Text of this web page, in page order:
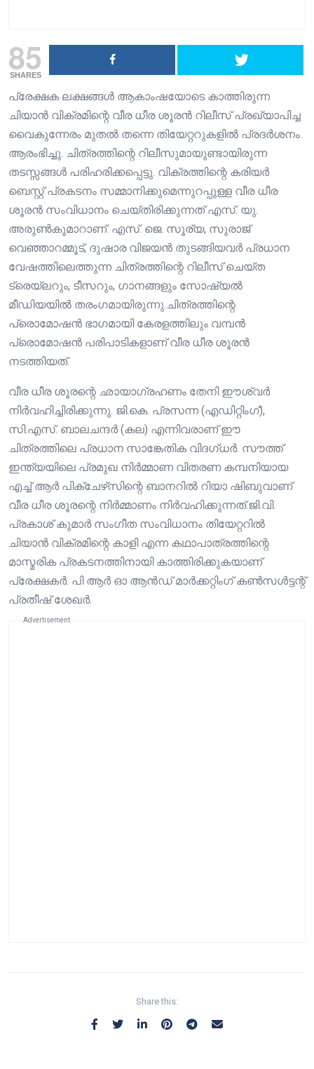
85
SHARES
പ്രേക്ഷക ലക്ഷങ്ങൾ ആകാംഷയോടെ കാത്തിരുന്ന
ചിയാൻ വിക്രമിന്റെ വീര ധീര ശൂരൻ റിലീസ് പ്രഖ്യാപിച്ച
വൈകുന്നേരം മുതൽ തന്നെ തിയേറ്ററുകളിൽ പ്രദർശനം
ആരംഭിച്ചു. ചിത്രത്തിന്റെ റിലീസുമായുണ്ടായിരുന്ന
തടസ്സങ്ങൾ പരിഹരിക്കപ്പെട്ടു. വിക്രത്തിന്റെ കരിയർ
ബെസ്റ്റ് പ്രകടനം സമ്മാനിക്കുമെന്നുറപ്പുള്ള വീര ധീര
ശൂരൻ സംവിധാനം ചെയ്തിരിക്കുന്നത് എസ്. യു.
അരുൺകുമാറാണ്. എസ്. ജെ. സൂര്യ, സുരാജ്
വെഞ്ഞാറമ്മൂട്, ദുഷാര വിജയൻ തുടങ്ങിയവർ പ്രധാന
വേഷത്തിലെത്തുന്ന ചിത്രത്തിന്റെ റിലീസ് ചെയ്ത
ട്രെയ്ലറും, ടീസറും, ഗാനങ്ങളും സോഷ്യൽ
മീഡിയയിൽ തരംഗമായിരുന്നു.ചിത്രത്തിന്റെ
പ്രൊമോഷൻ ഭാഗമായി കേരളത്തിലും വമ്പൻ
പ്രൊമോഷൻ പരിപാടികളാണ് വീര ധീര ശൂരൻ
നടത്തിയത്.
വീര ധീര ശൂരന്റെ ഛായാഗ്രഹണം തേനി ഈശ്വർ
നിർവഹിച്ചിരിക്കുന്നു. ജി.കെ. പ്രസന്ന (എഡിറ്റിംഗ്),
സി.എസ്. ബാലചന്ദർ (കല) എന്നിവരാണ് ഈ
ചിത്രത്തിലെ പ്രധാന സാങ്കേതിക വിദഗ്ധർ. സൗത്ത്
ഇന്ത്യയിലെ പ്രമുഖ നിർമ്മാണ വിതരണ കമ്പനിയായ
എച്ച് ആർ പിക്‌ചേഴ്‌സിന്റെ ബാനറിൽ റിയാ ഷിബുവാണ്
വീര ധീര ശൂരന്റെ നിർമ്മാണം നിർവഹിക്കുന്നത്.ജി.വി.
പ്രകാശ് കുമാർ സംഗീത സംവിധാനം തിയേറ്ററിൽ
ചിയാൻ വിക്രമിന്റെ കാളി എന്ന കഥാപാത്രത്തിന്റെ
മാസ്മരിക പ്രകടനത്തിനായി കാത്തിരിക്കുകയാണ്
പ്രേക്ഷകർ. പി ആർ ഓ ആൻഡ് മാർക്കറ്റിംഗ് കൺസൾട്ടന്റ്
പ്രതീഷ് ശേഖർ.
Advertisement
Share this: